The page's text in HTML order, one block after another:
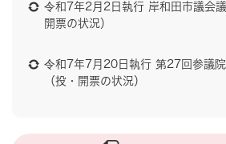
令和7年2月2日執行 岸和田市議会議
開票の状況）
令和7年7月20日執行 第27回参議
（投・開票の状況）